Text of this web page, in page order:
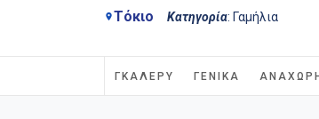
placeΤόκιο Κατηγορία: Γαμήλια
ΓΚΑΛΕΡΎ ΓΕΝΙΚΆ